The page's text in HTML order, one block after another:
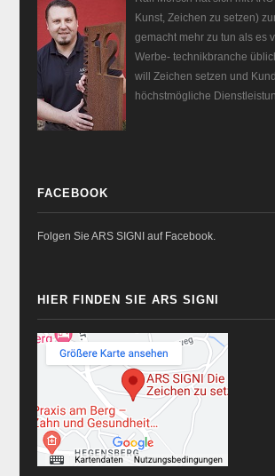
Kunst, Zeichen zu setzen)
gemacht mehr zu tun als es
Werbe- technikbranche
will Zeichen setzen und
höchstmögliche
FACEBOOK
Folgen Sie ARS SIGNI auf Facebook.
HIER FINDEN SIE ARS SIGNI